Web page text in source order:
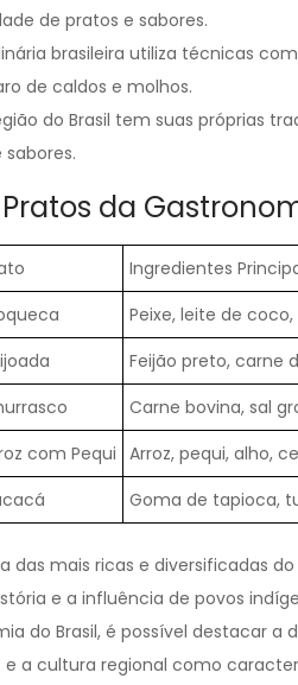
de pratos e sabores.
brasileira utiliza técnicas
de caldos e molhos.
do Brasil tem suas próprias
da
Ingredientes
Peixe, leite de
Feijão preto, carne
Carne bovina, sal
com Pequi Arroz, pequi, alho,
Goma de tapioca,
das mais ricas e diversificadas
e a influência de povos
do Brasil, é possível destacar a
a cultura regional como